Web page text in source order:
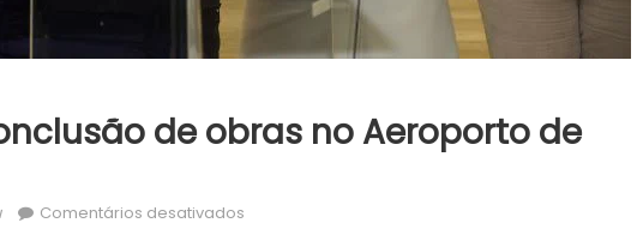
de obras no Aeroporto de
Comentários desativados